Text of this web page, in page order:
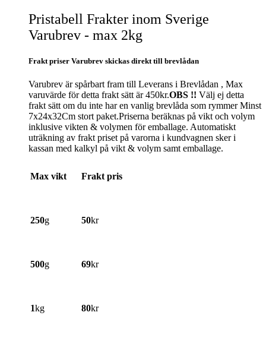
Pristabell Frakter inom Sverige
Varubrev - max 2kg
Frakt priser Varubrev skickas direkt till brevlådan
Varubrev är spårbart fram till Leverans i Brevlådan , Max
varuvärde för detta frakt sätt är 450kr.OBS !! Välj ej detta
frakt sätt om du inte har en vanlig brevlåda som rymmer Minst
7x24x32Cm stort paket.Priserna beräknas på vikt och volym
inklusive vikten & volymen för emballage. Automatiskt
uträkning av frakt priset på varorna i kundvagnen sker i
kassan med kalkyl på vikt & volym samt emballage.
Max vikt Frakt pris
250g 50kr
500g 69kr
1kg 80kr